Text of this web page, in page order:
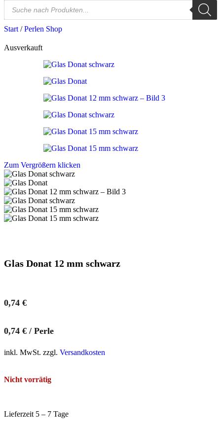
Start / Perlen Shop
Ausverkauft
Zum Vergrößern klicken
Glas Donat 12 mm schwarz
0,74 €
0,74 € / Perle
inkl. MwSt. zzgl. Versandkosten
Nicht vorrätig
Lieferzeit 5 – 7 Tage